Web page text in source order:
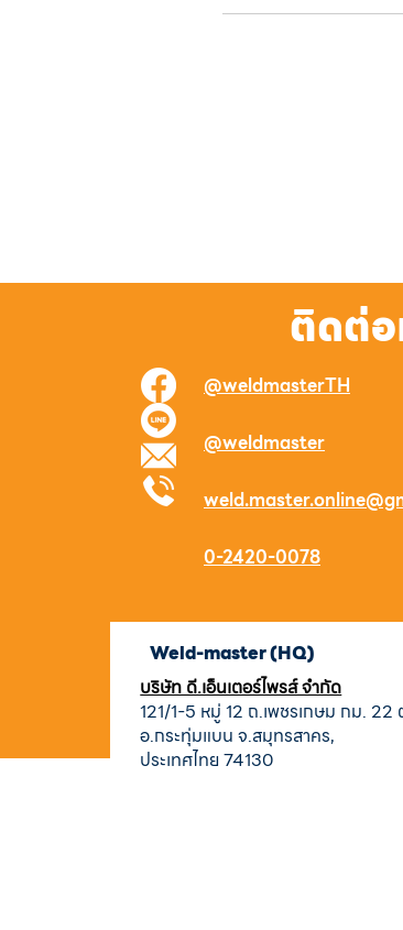
ติดต่อ
@weldmasterTH
@weldmaster
0-2420-0078
Weld-master (HQ)
บริษัท ดี.เอ็นเตอร์ไพรส์ จำกัด
121/1-5 หมู่ 12 ถ.เพชรเกษม กม. 22
อ.กระทุ่มแบน จ.สมุทรสาคร,
ประเทศไทย 74130